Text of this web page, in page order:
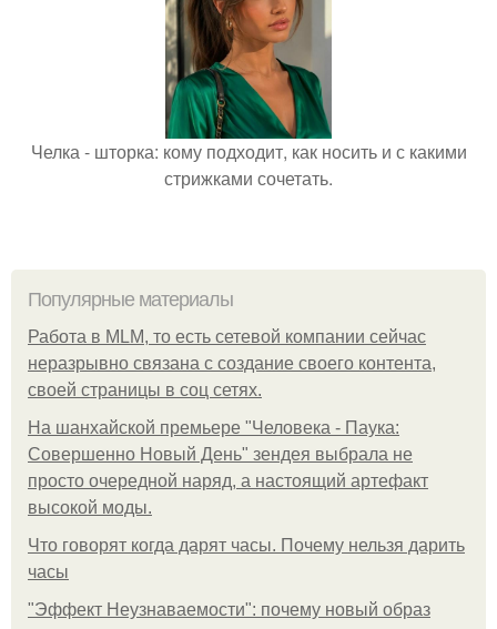
Челка - шторка: кому подходит, как носить и с какими
стрижками сочетать.
Популярные материалы
Работа в MLM, то есть сетевой компании сейчас
неразрывно связана с создание своего контента,
своей страницы в соц сетях.
На шанхайской премьере "Человека - Паука:
Совершенно Новый День" зендея выбрала не
просто очередной наряд, а настоящий артефакт
высокой моды.
Что говорят когда дарят часы. Почему нельзя дарить
часы
"Эффект Неузнаваемости": почему новый образ